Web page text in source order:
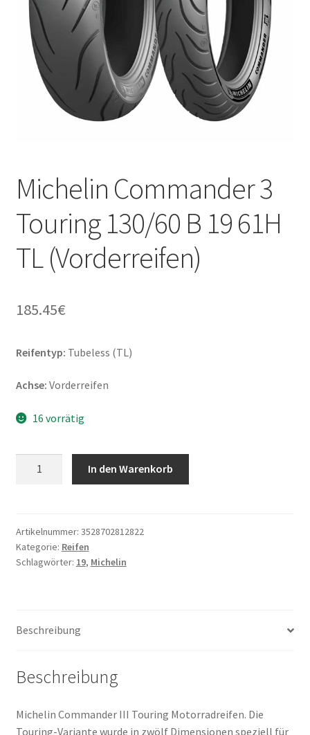
Michelin Commander 3
Touring 130/60 B 19 61H
TL (Vorderreifen)
185.45€
Reifentyp: Tubeless (TL)
Achse: Vorderreifen
16 vorrätig
130/60
B
19
Menge
In den Warenkorb
Artikelnummer: 3528702812822
Kategorie: Reifen
Schlagwörter: 19, Michelin
Beschreibung
Beschreibung
Michelin Commander III Touring Motorradreifen. Die
Touring-Variante wurde in zwölf Dimensionen speziell für